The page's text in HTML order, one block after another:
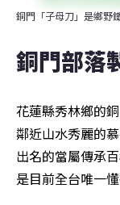
銅門「子母刀」是鄉野
銅門部落
花蓮縣秀林鄉的
鄰近山水秀麗的
出名的當屬傳承
是目前全台唯一